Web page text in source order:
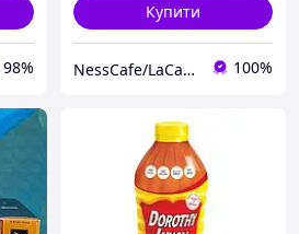
98%
Купити
NessCafe/LaCafeine 100%